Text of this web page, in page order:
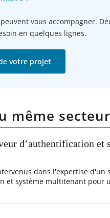
vous accompagner.
en quelques lignes.
votre projet
même secteur
d’authentification et
dans l'expertise d'un
et système multitenant pour